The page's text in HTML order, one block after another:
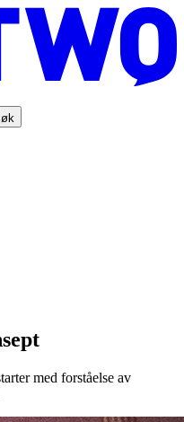
med forståelse av